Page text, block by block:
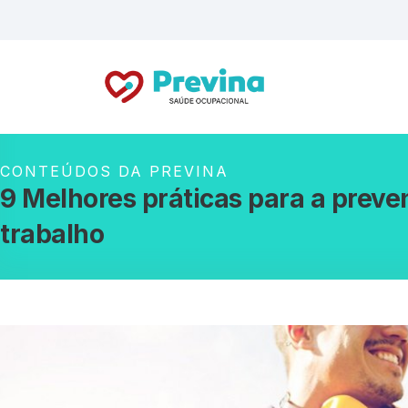
CONTEÚDOS DA PREVINA
9 Melhores práticas para a
trabalho